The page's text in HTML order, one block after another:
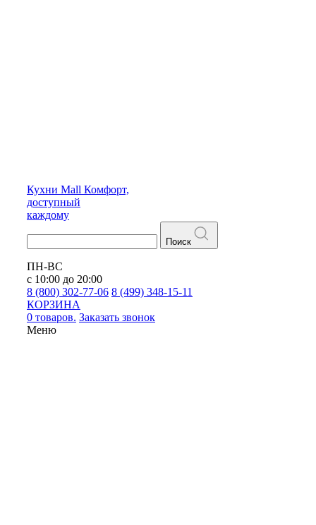
Кухни Mall Комфорт,
доступный
каждому
Поиск
ПН-ВС
с 10:00 до 20:00
8 (800) 302-77-06 8 (499) 348-15-11
КОРЗИНА
0 товаров. Заказать звонок
Меню